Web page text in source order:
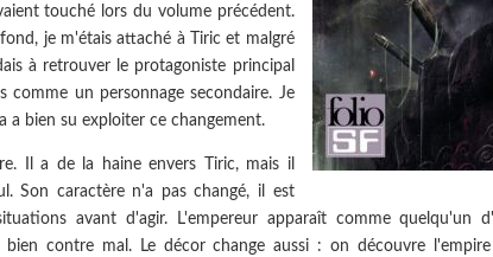
touché lors du volume précédent.
je m'étais attaché à Tiric et malgré
à retrouver le protagoniste principal
comme un personnage secondaire. Je
a bien su exploiter ce changement.
Il a de la haine envers Tiric, mais il
Son caractère n'a pas changé, il est
avant d'agir. L'empereur apparaît comme quelqu'un
bien contre mal. Le décor change aussi : on découvre